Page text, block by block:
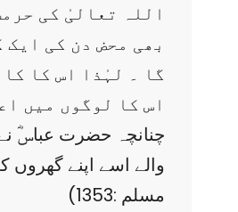
اللہ تعالیٰ کی
بھی محض دن کی
گا ۔ لہٰذا اس کا
اس کا لوگوں میں
چنانچہ حضرت عباسؓ
مسلم :1353)